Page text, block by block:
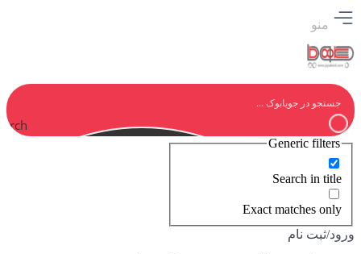
منو
Generic filters
Search in title
Exact matches only
ورود/ثبت نام